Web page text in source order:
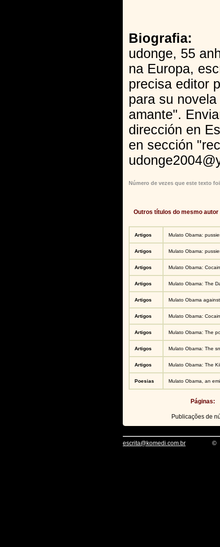
Biografia:
udonge, 55
na Europa,
precisa editor
para su
amante".
dirección en
en sección
Número de vezes que este texto
Outros títulos do mesmo autor
Artigos Mulato Obama:
Artigos Mulato Obama:
Artigos Mulato Obama:
Artigos Mulato Obama: The
Artigos Mulato Obama
Artigos Mulato Obama:
Artigos Mulato Obama: The
Artigos Mulato Obama: The
Artigos Mulato Obama: The
Poesias Mulato Obama, an
Páginas:
Publicações de
escrita@komedi.com.br ©